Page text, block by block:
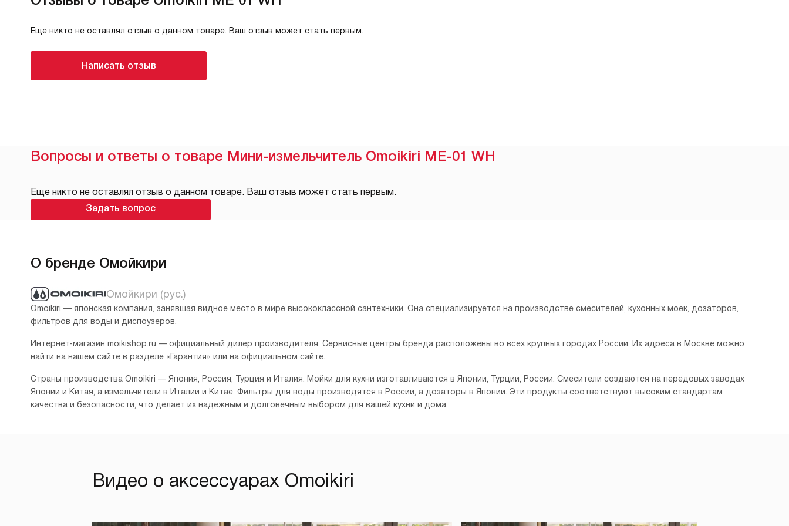
Еще никто не оставлял отзыв о данном товаре. Ваш отзыв может стать первым.
Написать отзыв
Вопросы и ответы о товаре Мини-измельчитель Omoikiri ME-01 WH
Еще никто не оставлял отзыв о данном товаре. Ваш отзыв может стать первым.
Задать вопрос
О бренде Омойкири
Омойкири (рус.)
Omoikiri — японская компания, занявшая видное место в мире высококлассной сантехники. Она специализируется на производстве смесителей, кухонных моек, дозаторов,
фильтров для воды и диспоузеров.
Интернет-магазин moikishop.ru — официальный дилер производителя. Сервисные центры бренда расположены во всех крупных городах России. Их адреса в Москве можно
найти на нашем сайте в разделе «Гарантия» или на официальном сайте.
Страны производства Omoikiri — Япония, Россия, Турция и Италия. Мойки для кухни изготавливаются в Японии, Турции, России. Смесители создаются на передовых заводах
Японии и Китая, а измельчители в Италии и Китае. Фильтры для воды производятся в России, а дозаторы в Японии. Эти продукты соответствуют высоким стандартам
качества и безопасности, что делает их надежным и долговечным выбором для вашей кухни и дома.
Видео о аксессуарах Omoikiri